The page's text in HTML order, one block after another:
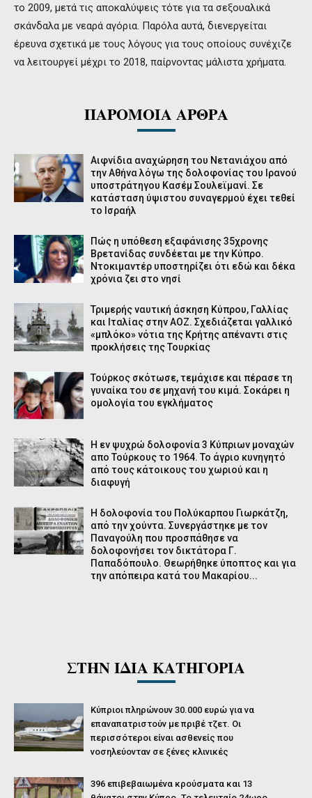
το 2009, μετά τις αποκαλύψεις τότε για τα σεξουαλικά
σκάνδαλα με νεαρά αγόρια. Παρόλα αυτά, διενεργείται
έρευνα σχετικά με τους λόγους για τους οποίους συνέχιζε
να λειτουργεί μέχρι το 2018, παίρνοντας μάλιστα χρήματα.
ΠΑΡΟΜΟΙΑ ΑΡΘΡΑ
Αιφνίδια αναχώρηση του Νετανιάχου από
την Αθήνα λόγω της δολοφονίας του Ιρανού
υποστράτηγου Κασέμ Σουλεϊμανί. Σε
κατάσταση ύψιστου συναγερμού έχει τεθεί
το Ισραήλ
Πώς η υπόθεση εξαφάνισης 35χρονης
Βρετανίδας συνδέεται με την Κύπρο.
Ντοκιμαντέρ υποστηρίζει ότι εδώ και δέκα
χρόνια ζει στο νησί
Τριμερής ναυτική άσκηση Κύπρου, Γαλλίας
και Ιταλίας στην ΑΟΖ. Σχεδιάζεται γαλλικό
«μπλόκο» νότια της Κρήτης απέναντι στις
προκλήσεις της Τουρκίας
Τούρκος σκότωσε, τεμάχισε και πέρασε τη
γυναίκα του σε μηχανή του κιμά. Σοκάρει η
ομολογία του εγκλήματος
Η εν ψυχρώ δολοφονία 3 Κύπριων μοναχών
απο Τούρκους το 1964. Το άγριο κυνηγητό
από τους κάτοικους του χωριού και η
διαφυγή
Η δολοφονία του Πολύκαρπου Γιωρκάτζη,
από την χούντα. Συνεργάστηκε με τον
Παναγούλη που προσπάθησε να
δολοφονήσει τον δικτάτορα Γ.
Παπαδόπουλο. Θεωρήθηκε ύποπτος και για
την απόπειρα κατά του Μακαρίου...
ΣΤΗΝ ΙΔΙΑ ΚΑΤΗΓΟΡΙΑ
Κύπριοι πληρώνουν 30.000 ευρώ για να
επαναπατριστούν με πριβέ τζετ. Οι
περισσότεροι είναι ασθενείς που
νοσηλεύονταν σε ξένες κλινικές
396 επιβεβαιωμένα κρούσματα και 13